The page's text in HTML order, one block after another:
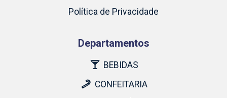
Política de Privacidade
Departamentos
BEBIDAS
CONFEITARIA